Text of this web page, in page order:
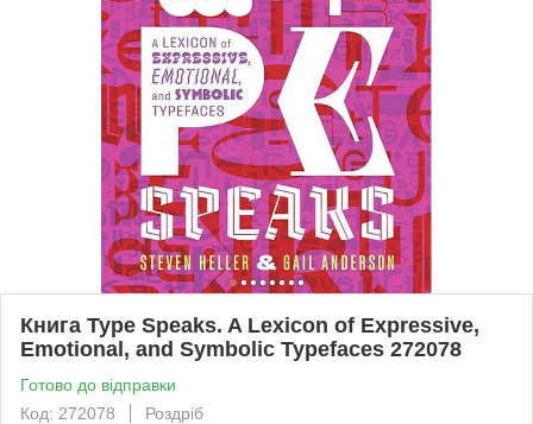
Книга Type Speaks. A Lexicon of Expressive,
Emotional, and Symbolic Typefaces 272078
Готово до відправки
Код: 272078
Роздріб